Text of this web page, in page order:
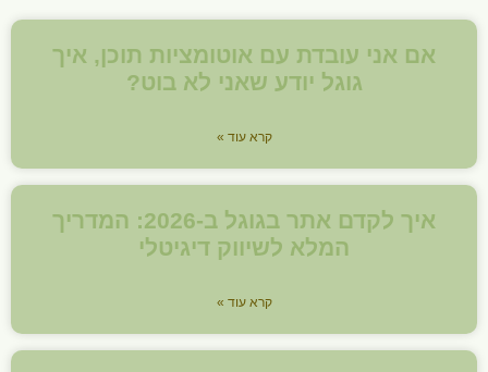
אם אני עובדת עם אוטומציות תוכן, איך
גוגל יודע שאני לא בוט?
קרא עוד »
איך לקדם אתר בגוגל ב-2026: המדריך
המלא לשיווק דיגיטלי
קרא עוד »